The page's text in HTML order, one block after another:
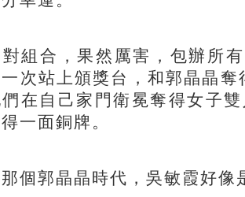
合，果然厲害，包辦所有
次站上頒獎台，和郭晶晶奪
在自己家門衛冕奪得女子
一面銅牌 。
郭晶晶時代，吳敏霞好像